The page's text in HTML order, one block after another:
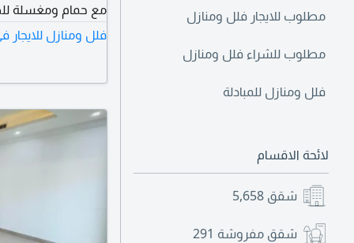
مطلوب للايجار فلل ومنازل
مطلوب للشراء فلل ومنازل
فلل ومنازل للمبادلة
لائحة الاقسام
شقق 5,658
شقق مفروشة 291
بينهما حمام،
حمام، و6 مواقف سيارات. الإيجار 1200 دينار كويتي. يمنع الوسطاء
فلل ومنازل